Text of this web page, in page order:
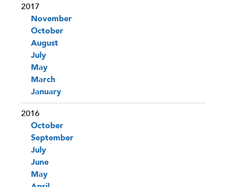
2017
November
October
August
July
May
March
January
2016
October
September
July
June
May